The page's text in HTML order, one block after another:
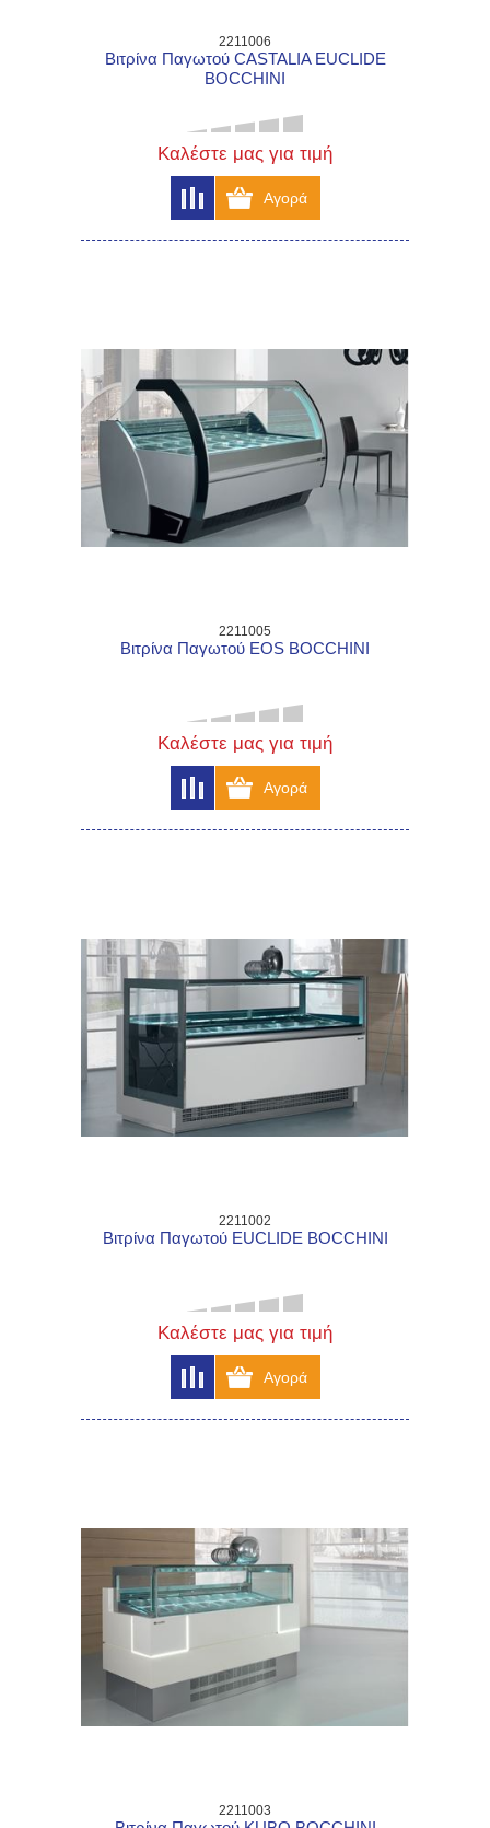
2211006
Βιτρίνα Παγωτού CASTALIA EUCLIDE
BOCCHINI
Καλέστε μας για τιμή
2211005
Βιτρίνα Παγωτού EOS BOCCHINI
Καλέστε μας για τιμή
2211002
Βιτρίνα Παγωτού EUCLIDE BOCCHINI
Καλέστε μας για τιμή
2211003